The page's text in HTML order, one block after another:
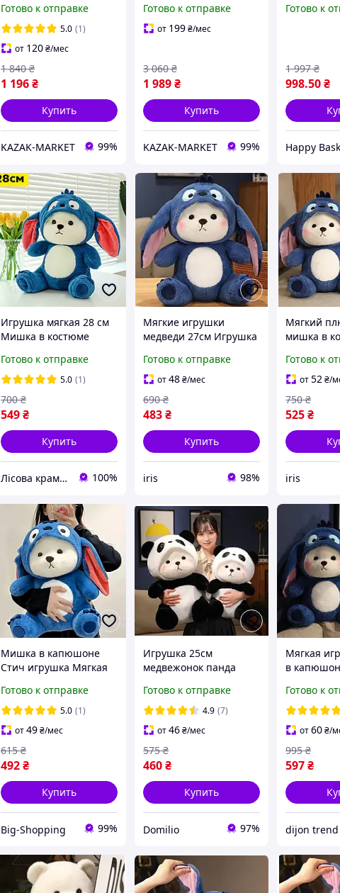
Стича со съемным
капюшоном
Готово к отправке
5.0 (1)
от 120₴/мес
1 196₴
1 840 ₴
Купить
KAZAK-MARKET 99%
Стича со съемным
капюшоном
Готово к отправке
от 199₴/мес
1 989₴
3 060 ₴
Купить
KAZAK-MARKET 99%
кигуруме
Готово к
998.50₴
1 997 ₴
Happy
Игрушка мягкая 28 см
Мишка в костюме
медвежонок Тедди в
капюшоне
Готово к отправке
5.0 (1)
549₴
700 ₴
Купить
Лісова крамничка 100%
Мягкие игрушки
медведи 27см Игрушка
капюшоном Игрушка
медвежонок
плюшевый
Готово к отправке
от48₴/мес
483₴
690 ₴
Купить
iris 98%
Мягкий
мишка в
в
Мягкий
костюме 27
Готово к
от52₴/
525₴
750 ₴
iris
Мишка в капюшоне
Стич игрушка Мягкая
одежде Плюшевый
мишка 27 см
Готово к отправке
5.0 (1)
от49₴/мес
492₴
615 ₴
Купить
Big-Shopping 99%
Игрушка 25см
медвежонок панда
игрушка мишка в
капюшоне панды
Игрушка мишка в
костюме панды
Готово к отправке
4.9 (7)
от46₴/мес
460₴
575 ₴
Купить
Domilio 97%
Мягкая
в
см
костюм
Готово к
от60₴/
597₴
995 ₴
dijon trend